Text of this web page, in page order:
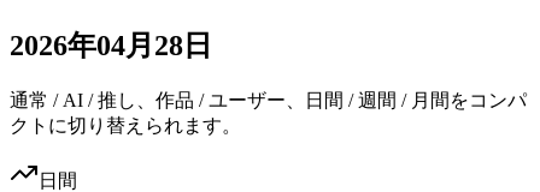
2026年04月 28日
通常 / AI / 推し、作品 / ユーザー、日間 / 週間 / 月間をコンパ
クトに切り替えられます。
日間